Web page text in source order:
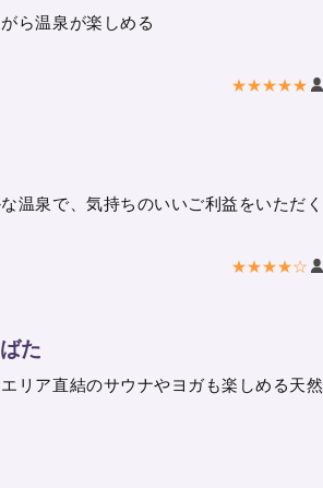
ら温泉が楽しめる
★★★★★
温泉で、気持ちのいいご利益をいただく
★★★★☆
た
リア直結のサウナやヨガも楽しめる天然